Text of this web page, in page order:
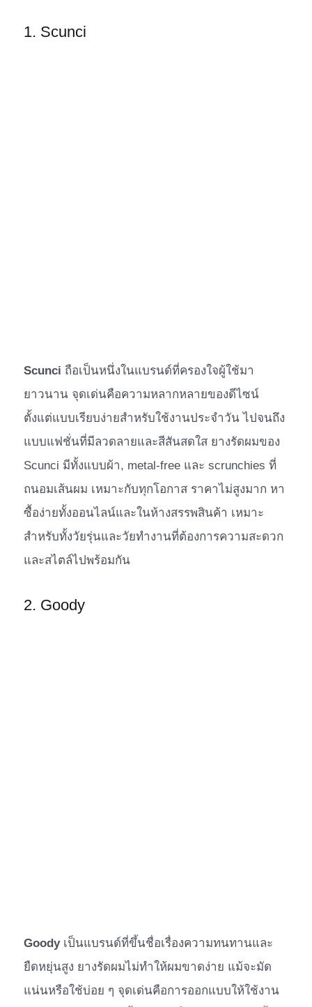
1. Scunci
Scunci ถือเป็นหนึ่งในแบรนด์ที่ครองใจผู้ใช้มา
ยาวนาน จุดเด่นคือความหลากหลายของดีไซน์
ตั้งแต่แบบเรียบง่ายสำหรับใช้งานประจำวัน ไปจนถึง
แบบแฟชั่นที่มีลวดลายและสีสันสดใส ยางรัดผมของ
Scunci มีทั้งแบบผ้า, metal-free และ scrunchies ที่
ถนอมเส้นผม เหมาะกับทุกโอกาส ราคาไม่สูงมาก หา
ซื้อง่ายทั้งออนไลน์และในห้างสรรพสินค้า เหมาะ
สำหรับทั้งวัยรุ่นและวัยทำงานที่ต้องการความสะดวก
และสไตล์ไปพร้อมกัน
2. Goody
Goodyเป็นแบรนด์ที่ขึ้นชื่อเรื่องความทนทานและ
ยืดหยุ่นสูง ยางรัดผมไม่ทำให้ผมขาดง่าย แม้จะมัด
แน่นหรือใช้บ่อย ๆ จุดเด่นคือการออกแบบให้ใช้งาน